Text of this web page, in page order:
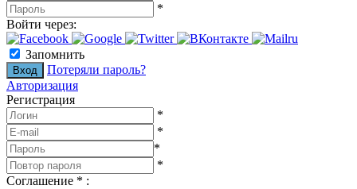
*
Войти через:
Запомнить
Потеряли пароль?
Авторизация
Регистрация
*
*
*
*
Соглашение * :